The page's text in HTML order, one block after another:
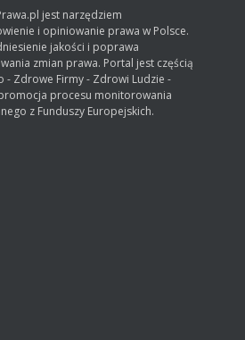
jest narzędziem
i opiniowanie prawa w Polsce.
jakości i poprawa
zmian prawa. Portal jest częścią
- Zdrowe Firmy - Zdrowi Ludzie -
procesu monitorowania
z Funduszy Europejskich.